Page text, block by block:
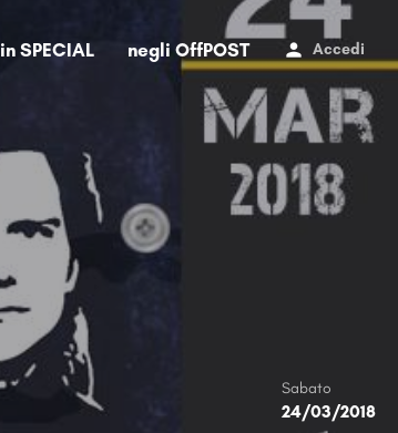
in SPECIAL negli OffPOST Accedi
Sabato
24/03/2018